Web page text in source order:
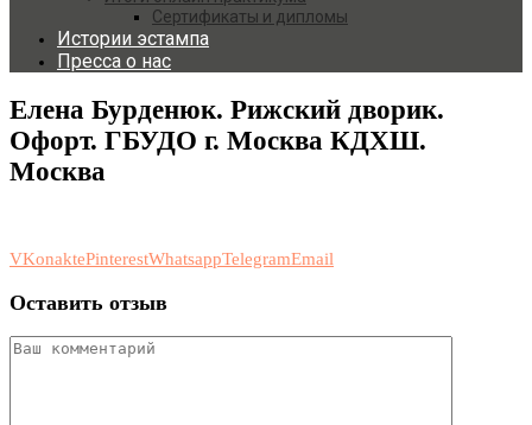
Сертификаты и дипломы
Истории эстампа
Пресса о нас
Елена Бурденюк. Рижский дворик.
Офорт. ГБУДО г. Москва КДХШ.
Москва
VKonaktePinterestWhatsappTelegramEmail
Оставить отзыв